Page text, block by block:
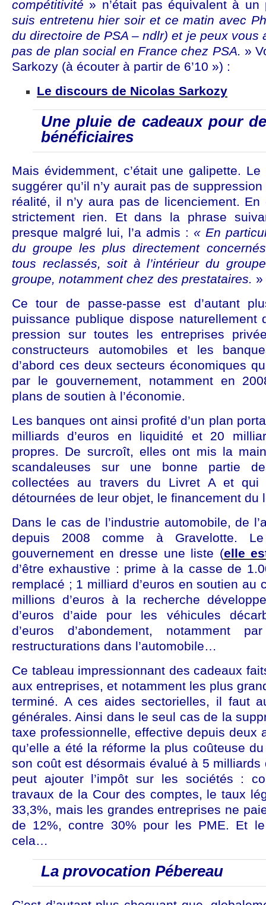
compétitivité » n’était pas équivalent à
suis entretenu hier soir et ce matin avec
du directoire de PSA – ndlr) et je peux vous
pas de plan social en France chez PSA. »
Sarkozy (à écouter à partir de 6’10 ») :
Le discours de Nicolas Sarkozy
Une pluie de cadeaux pour
bénéficiaires
Mais évidemment, c’était une galipette.
suggérer qu’il n’y aurait pas de suppression
réalité, il n’y aura pas de licenciement. En
strictement rien. Et dans la phrase
presque malgré lui, l’a admis : « En
du groupe les plus directement
tous reclassés, soit à l’intérieur du
groupe, notamment chez des prestataires. »
Ce tour de passe-passe est d’autant
puissance publique dispose naturellement
pression sur toutes les entreprises
constructeurs automobiles et les
d’abord ces deux secteurs économiques
par le gouvernement, notamment en
plans de soutien à l’économie.
Les banques ont ainsi profité d’un plan
milliards d’euros en liquidité et 20
propres. De surcroît, elles ont mis la
scandaleuses sur une bonne partie
collectées au travers du Livret A et qui
détournées de leur objet, le financement du
Dans le cas de l’industrie automobile, de
depuis 2008 comme à Gravelotte.
gouvernement en dresse une liste (elle
d’être exhaustive : prime à la casse de
remplacé ; 1 milliard d’euros en soutien au
millions d’euros à la recherche
d’euros d’aide pour les véhicules
d’euros d’abondement, notamment
restructurations dans l’automobile…
Ce tableau impressionnant des cadeaux
aux entreprises, et notamment les plus
terminé. A ces aides sectorielles, il faut
générales. Ainsi dans le seul cas de la
taxe professionnelle, effective depuis deux
qu’elle a été la réforme la plus coûteuse
son coût est désormais évalué à 5 milliards
peut ajouter l’impôt sur les sociétés :
travaux de la Cour des comptes, le taux
33,3%, mais les grandes entreprises ne
de 12%, contre 30% pour les PME. Et le
cela…
La provocation Pébereau